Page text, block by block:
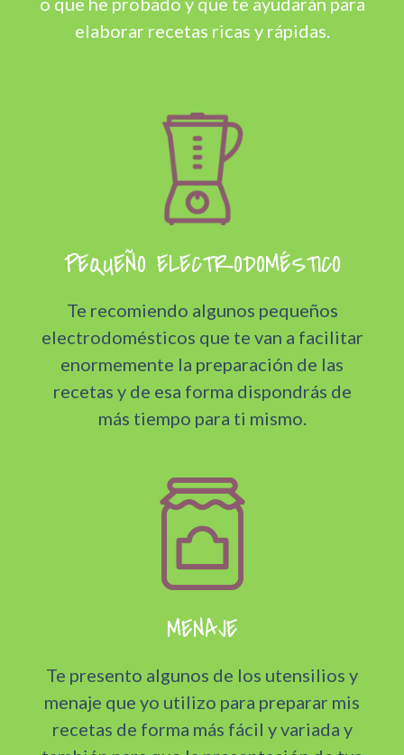
elaborar recetas ricas y rápidas.
PEQUEÑO ELECTRODOMÉSTICO
Te recomiendo algunos pequeños
electrodomésticos que te van a facilitar
enormemente la preparación de las
recetas y de esa forma dispondrás de
más tiempo para ti mismo.
MENAJE
Te presento algunos de los utensilios y
menaje que yo utilizo para preparar mis
recetas de forma más fácil y variada y